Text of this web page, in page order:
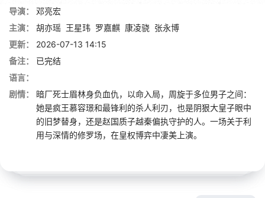
导演：
邓亮宏
主演：
胡亦瑶 王星玮 罗嘉麒 康凌骁 张永博
更新：
2026-07-13 14:15
备注：
已完结
语言：
剧情：
暗厂死士眉林身负血仇，以命入局，周旋于多位男子之间：
她是疯王慕容璟和最锋利的杀人利刃，也是阴狠大皇子眼中
的旧梦替身，还是赵国质子越秦偏执守护的人。一场关于利
用与深情的修罗场，在皇权博弈中凄美上演。